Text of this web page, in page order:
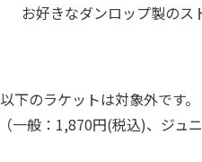
お好きなダンロップ製のス
下のラケットは対象外です。
一般：1,870円(税込)、ジュ